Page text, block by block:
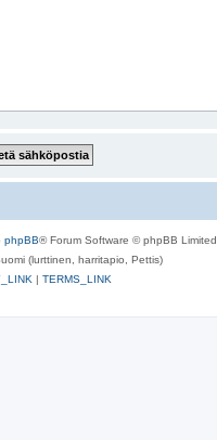
phpBB® Forum Software © phpBB Limited
(lurttinen, harritapio, Pettis)
| TERMS_LINK